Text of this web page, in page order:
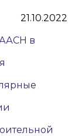
21.10.2022
в